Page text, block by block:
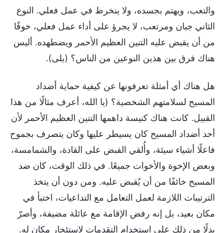
والتعب، ويهتم بجسده، ولا ينخرط في عمل فعلي. النوع
الثاني جبان ومرتعب، لا يجرؤ على أداء عمل فعلي، خوفًا
من أن يقبض عليه التنين العظيم الأحمر ويضطهده. أليس
هناك فرق بين هذين النوعين من الناس؟ (بلى).
هل هناك أي أمثلة تعرفونها عن كيفية حماية أضداد
المسيح لسلامتهم الشخصية؟ (يا الله، أعرف مثالًا من هذا
القبيل. كانت هناك كنيسة داهمها التنين العظيم الأحمر لأن
أحد أضداد المسيح كان يسيطر عليها وكان يتصرف بجموح
فاعلًا أشياء سيئة، وأُلقي القبض على القادة، والشمامسة،
وبعض الإخوة والأخوات جميعًا. في ذلك الوقت، كان ضد
المسيح خائفًا من أن يُقبض عليه. ومن دون أن يتخذ
الترتيبات اللازمة لعمل التعامل مع التداعيات، اختبأ في
مكان بعيد، بل إنه رفض الإقامة مع عائلة مضيفة، وأصرّ
بدلًا من ذلك على استخدام التقدمات لاستئجار مكان له.